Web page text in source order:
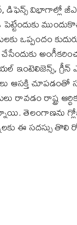
డిఫెన్స్ విభాగాల్లో
పెట్టేందుకు
ఒప్పందం
ఇంటెలిజెన్స్,
ఆసక్తి
రావడం రాష్ట్ర
తెలంగాణను
ఈ సదస్సు తొలి